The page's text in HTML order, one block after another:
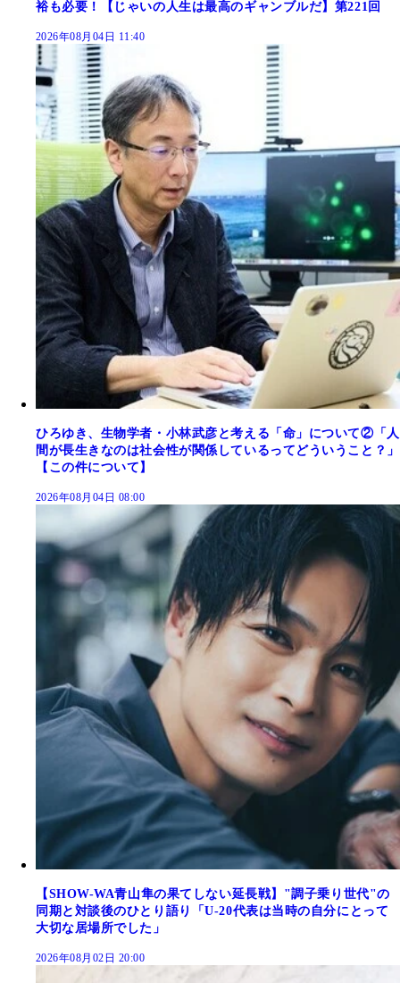
裕も必要！【じゃいの人生は最高のギャンブルだ】第221回
2026年08月04日 11:40
ひろゆき、生物学者・小林武彦と考える「命」について②「人
間が長生きなのは社会性が関係しているってどういうこと？」
【この件について】
2026年08月04日 08:00
【SHOW-WA青山隼の果てしない延長戦】"調子乗り世代"の
同期と対談後のひとり語り「U-20代表は当時の自分にとって
大切な居場所でした」
2026年08月02日 20:00